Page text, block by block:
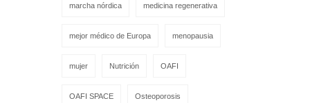
marcha nórdica medicina regenerativa
mejor médico de Europa menopausia
mujer Nutrición OAFI
OAFI SPACE Osteoporosis